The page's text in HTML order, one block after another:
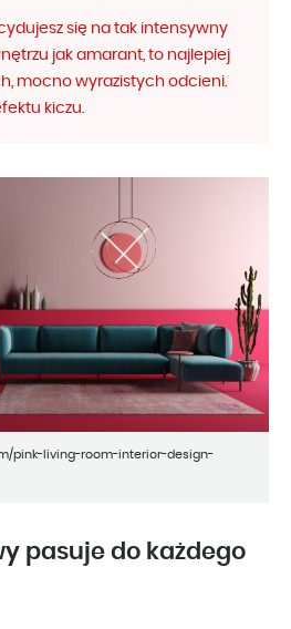
się na tak intensywny
jak amarant, to najlepiej
mocno wyrazistych odcieni.
kiczu.
pink-living-room-interior-design-
pasuje do każdego